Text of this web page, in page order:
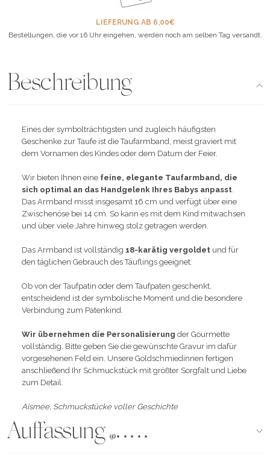
LIEFERUNG AB 6,00€
Bestellungen, die vor 16 Uhr eingehen, werden noch am selben Tag versandt.
Beschreibung
Eines der symbolträchtigsten und zugleich häufigsten
Geschenke zur Taufe ist die Taufarmband, meist graviert mit
dem Vornamen des Kindes oder dem Datum der Feier.
Wir bieten Ihnen eine feine, elegante Taufarmband, die
sich optimal an das Handgelenk Ihres Babys anpasst
Das Armband misst insgesamt 16 cm und verfügt über eine
Zwischenöse bei 14 cm. So kann es mit dem Kind mitwachsen
und über viele Jahre hinweg stolz getragen werden.
Das Armband ist vollständig 18-karätig vergoldet und für
den täglichen Gebrauch des Täuflings geeignet.
Ob von der Taufpatin oder dem Taufpaten geschenkt,
entscheidend ist der symbolische Moment und die besondere
Verbindung zum Patenkind.
Wir übernehmen die Personalisierung der Gourmette
vollständig. Bitte geben Sie die gewünschte Gravur im dafür
vorgesehenen Feld ein. Unsere Goldschmiedinnen fertigen
anschließend Ihr Schmuckstück mit größter Sorgfalt und Liebe
zum Detail.
Aismée, Schmuckstücke voller Geschichte
Auffassung(96)